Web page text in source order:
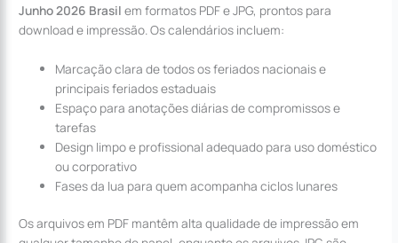
Junho 2026 Brasil em formatos PDF e JPG, prontos para
download e impressão. Os calendários incluem:
Marcação clara de todos os feriados nacionais e
principais feriados estaduais
Espaço para anotações diárias de compromissos e
tarefas
Design limpo e profissional adequado para uso doméstico
ou corporativo
Fases da lua para quem acompanha ciclos lunares
Os arquivos em PDF mantêm alta qualidade de impressão em